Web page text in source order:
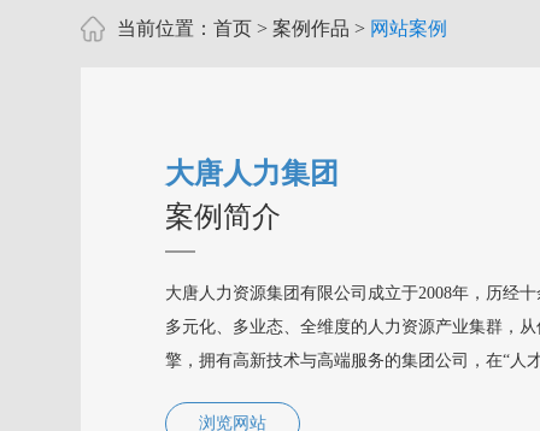
当前位置：首页 >案例作品 > 网站案例
大唐人力集团
案例简介
大唐人力资源集团有限公司成立于2008年，历经
多元化、多业态、全维度的人力资源产业集群，
擎，拥有高新技术与高端服务的集团公司，在“人
浏览网站